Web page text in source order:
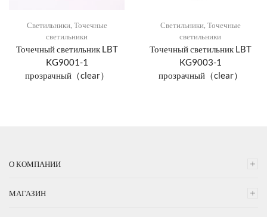
Светильники, Точечные
светильники
Точечный светильник LBT
KG9001-1
прозрачный（clear）
Светильники, Точечные
светильники
Точечный светильник LBT
KG9003-1
прозрачный（clear）
О КОМПАНИИ
МАГАЗИН